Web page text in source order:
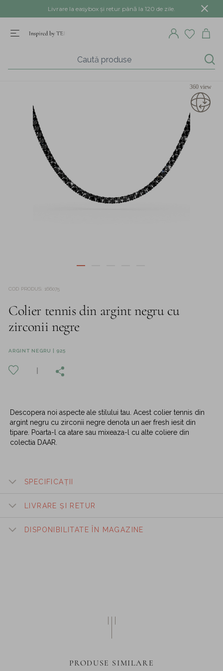
Livrare la easybox și retur până la 120 de zile.
360 view
COD PRODUS 166075
Colier tennis din argint negru cu
zirconii negre
ARGINT NEGRU | 925
Descopera noi aspecte ale stilului tau. Acest colier tennis din
argint negru cu zirconii negre denota un aer fresh iesit din
tipare. Poarta-l ca atare sau mixeaza-l cu alte coliere din
colectia DAAR.
SPECIFICAȚII
LIVRARE ȘI RETUR
DISPONIBILITATE ÎN MAGAZINE
PRODUSE SIMILARE